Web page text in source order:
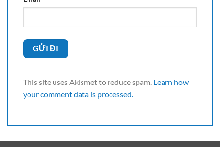
This site uses Akismet to reduce spam. Learn how
your comment data is processed.